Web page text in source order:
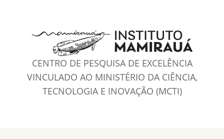
CENTRO DE PESQUISA DE EXCELÊNCIA
VINCULADO AO MINISTÉRIO DA CIÊNCIA,
TECNOLOGIA E INOVAÇÃO (MCTI)